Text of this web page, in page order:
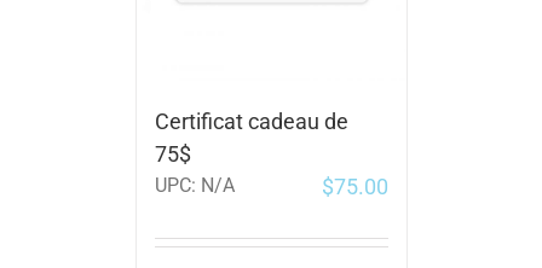
Certificat cadeau de
75$
UPC: N/A $75.00